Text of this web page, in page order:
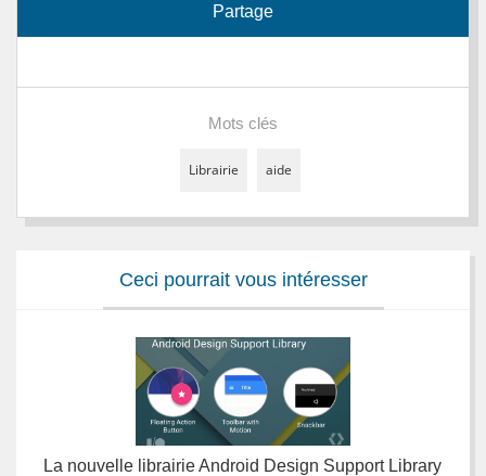
Partage
Mots clés
Librairie aide
Ceci pourrait vous intéresser
La nouvelle librairie Android Design Support Library